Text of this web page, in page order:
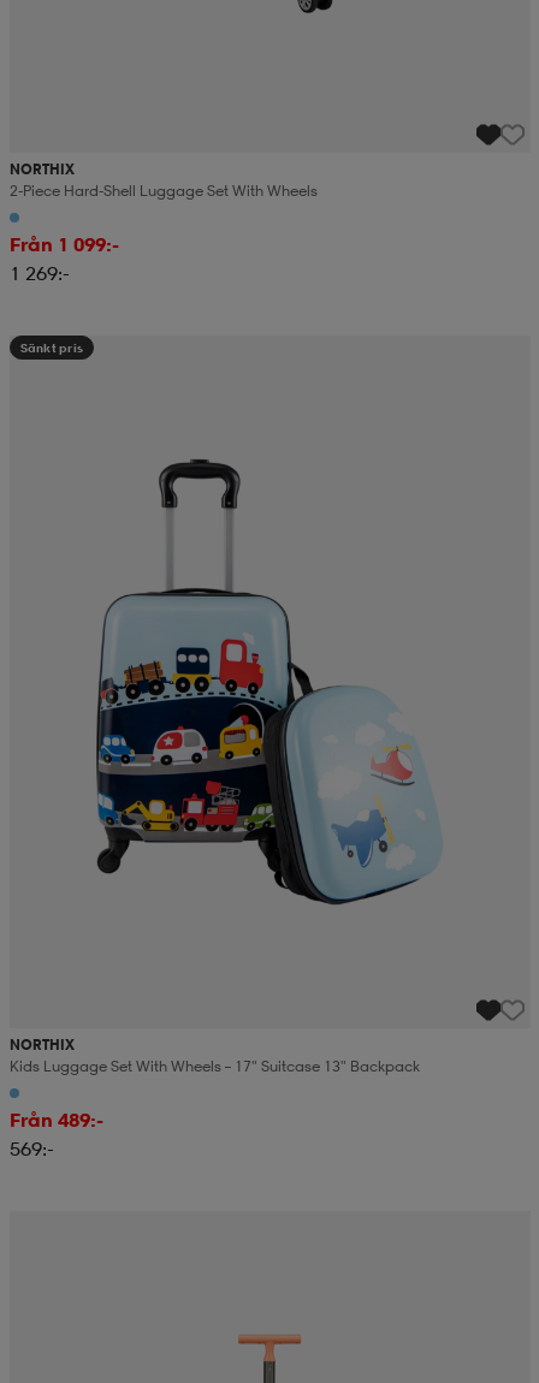
NORTHIX
2-Piece Hard-Shell Luggage Set With Wheels
Från 1 099:-
1 269:-
Sänkt pris
NORTHIX
Kids Luggage Set With Wheels – 17" Suitcase 13" Backpack
Från 489:-
569:-